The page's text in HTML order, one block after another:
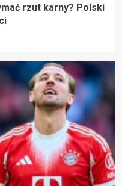
rzut karny? Polski